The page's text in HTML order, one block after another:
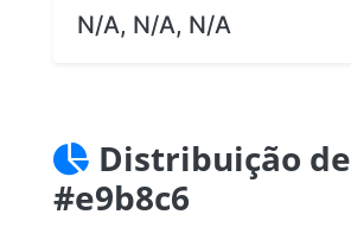
N/A, N/A, N/A
Distribuição de
#e9b8c6